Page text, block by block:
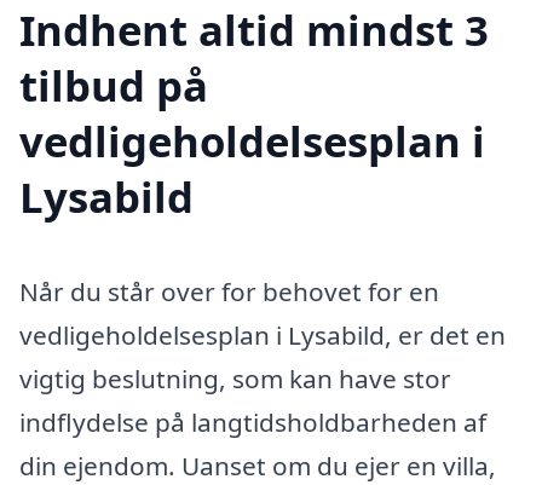
Indhent altid mindst 3
tilbud på
vedligeholdelsesplan i
Lysabild
Når du står over for behovet for en
vedligeholdelsesplan i Lysabild, er det en
vigtig beslutning, som kan have stor
indflydelse på langtidsholdbarheden af
din ejendom. Uanset om du ejer en villa,